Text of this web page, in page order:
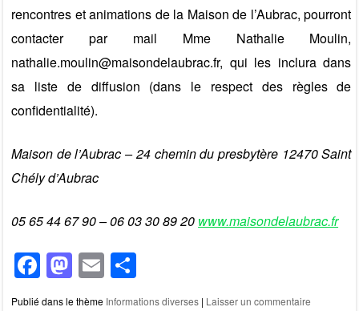
rencontres et animations de la Maison de l’Aubrac, pourront
contacter par mail Mme Nathalie Moulin,
nathalie.moulin@maisondelaubrac.fr, qui les inclura dans
sa liste de diffusion (dans le respect des règles de
confidentialité).
Maison de l’Aubrac – 24 chemin du presbytère 12470 Saint
Chély d’Aubrac
05 65 44 67 90 – 06 03 30 89 20 www.maisondelaubrac.fr
F
a
M
a
E
m ar
Publié dans le thème Informations diverses | Laisser un commentaire